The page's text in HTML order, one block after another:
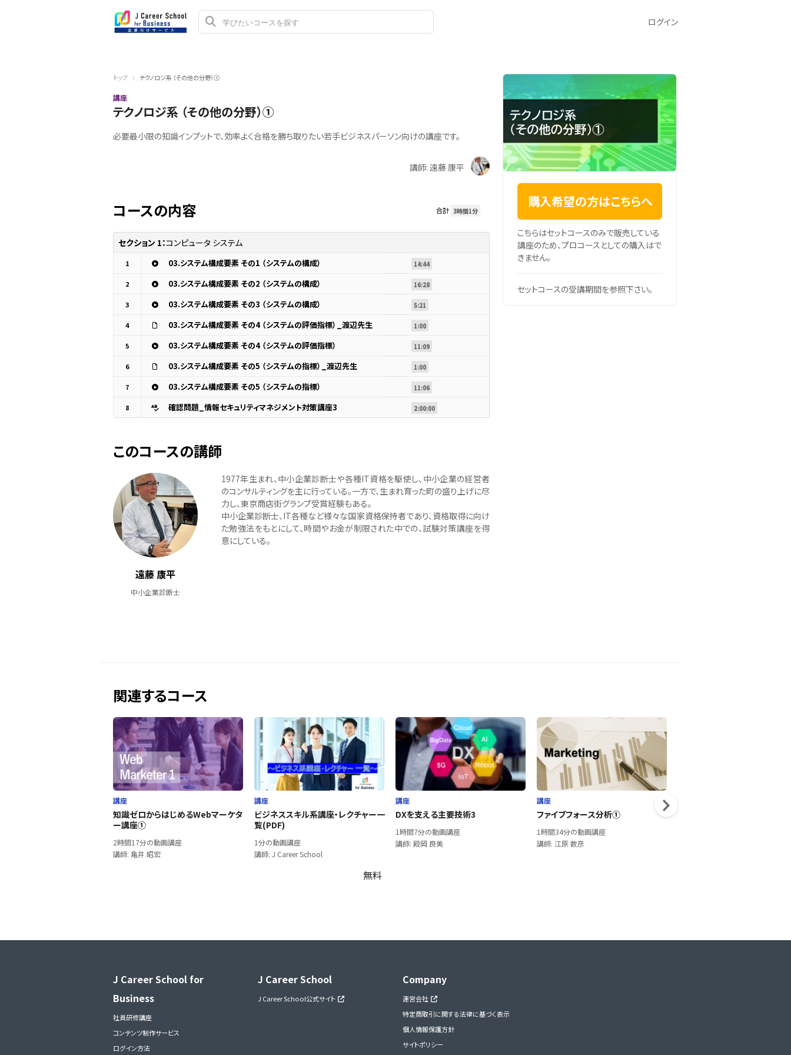
ログイン
トップ テクノロジ系 （その他の分野）①
講座
テクノロジ系 （その他の分野）①
必要最小限の知識インプットで、効率よく合格を勝ち取りたい若手ビジネスパーソン向けの講座です。
講師: 遠藤 康平
コースの内容 合計 3時間1分
セクション 1：コンピュータ システム
1 03.システム構成要素 その1 （システムの構成） 14:44
2 03.システム構成要素 その2 （システムの構成） 16:28
3 03.システム構成要素 その3 （システムの構成） 5:21
4 03.システム構成要素 その4 （システムの評価指標）_渡辺先生 1:00
5 03.システム構成要素 その4 （システムの評価指標） 11:09
6 03.システム構成要素 その5 （システムの指標）_渡辺先生 1:00
7 03.システム構成要素 その5 （システムの指標） 11:06
8 確認問題_情報セキュリティマネジメント対策講座3 2:00:00
このコースの講師
遠藤 康平
中小企業診断士
1977年生まれ、中小企業診断士や各種IT資格を駆使し、中小企業の経営者
のコンサルティングを主に行っている。一方で、生まれ育った町の盛り上げに尽
力し、東京商店街グランプ受賞経験もある。
中小企業診断士、IT各種など様々な国家資格保持者であり、資格取得に向け
た勉強法をもとにして、時間やお金が制限された中での、試験対策講座を得
意にしている。
購入希望の方はこちらへ
こちらはセットコースのみで販売している
講座のため、プロコースとしての購入はで
きません。
セットコースの受講期間を参照下さい。
関連するコース
講座
知識ゼロからはじめるWebマーケタ
ー講座①
2時間17分の動画講座
講師: 亀井 昭宏
講座
ビジネススキル系講座・レクチャー一
覧(PDF)
1分の動画講座
講師: J Career School
無料
講座
DXを支える主要技術3
1時間7分の動画講座
講師: 殿岡 良美
講座
ファイブフォース分析①
1時間34分の動画講座
講師: 江原 数彦
J Career School for
Business
社員研修講座
コンテンツ制作サービス
ログイン方法
J Career School
J Career School公式サイト
Company
運営会社
特定商取引に関する法律に基づく表示
個人情報保護方針
サイトポリシー